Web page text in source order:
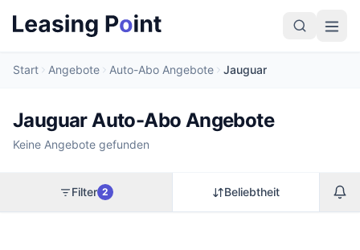
Start Angebote Auto-Abo Angebote Jauguar
Jauguar Auto-Abo Angebote
Keine Angebote gefunden
Filter 2 Beliebtheit